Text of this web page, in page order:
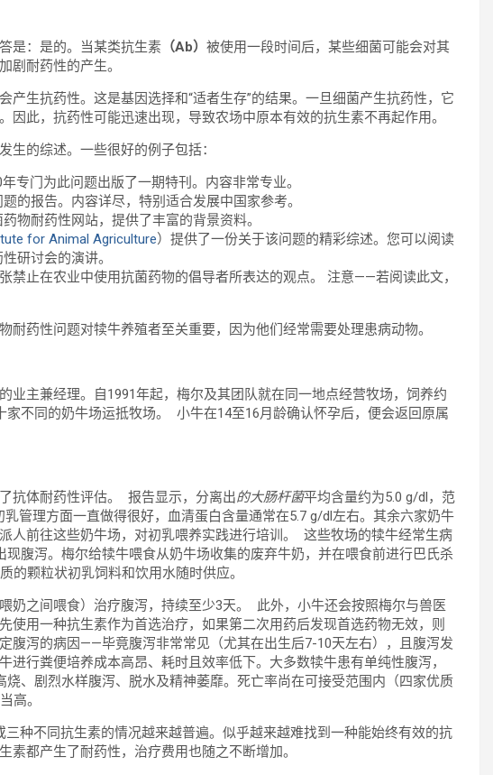
是：是的。当某类抗生素 （Ab） 被使用一段时间后，某些细菌可能会对其
剧耐药性的产生。
产生抗药性。这是基因选择和“适者生存”的结果。一旦细菌产生抗药性，它
因此，抗药性可能迅速出现，导致农场中原本有效的抗生素不再起作用。
生的综述。一些很好的例子包括：
专门为此问题出版了一期特刊。内容非常专业。
的报告。内容详尽，特别适合发展中国家参考。
物耐药性网站，提供了丰富的背景资料。
for Animal Agriculture）提供了一份关于该问题的精彩综述。您可以阅读
研讨会的演讲。
禁止在农业中使用抗菌药物的倡导者所表达的观点。 注意——若阅读此文，
耐药性问题对犊牛养殖者至关重要，因为他们经常需要处理患病动物。
业主兼经理。自1991年起，梅尔及其团队就在同一地点经营牧场，饲养约
不同的奶牛场运抵牧场。 小牛在14至16月龄确认怀孕后，便会返回原属
抗体耐药性评估。 报告显示，分离出的大肠杆菌平均含量约为5.0 g/dl，范
管理方面一直做得很好，血清蛋白含量通常在5.7 g/dl左右。其余六家奶牛
人前往这些奶牛场，对初乳喂养实践进行培训。 这些牧场的犊牛经常生病
腹泻。梅尔给犊牛喂食从奶牛场收集的废弃牛奶，并在喂食前进行巴氏杀
的颗粒状初乳饲料和饮用水随时供应。
奶之间喂食）治疗腹泻，持续至少3天。 此外，小牛还会按照梅尔与兽医
使用一种抗生素作为首选治疗，如果第二次用药后发现首选药物无效，则
腹泻的病因——毕竟腹泻非常常见（尤其在出生后7-10天左右），且腹泻发
行粪便培养成本高昂、耗时且效率低下。大多数犊牛患有单纯性腹泻，
、剧烈水样腹泻、脱水及精神萎靡。死亡率尚在可接受范围内（四家优质
高。
种不同抗生素的情况越来越普遍。似乎越来越难找到一种能始终有效的抗
素都产生了耐药性，治疗费用也随之不断增加。